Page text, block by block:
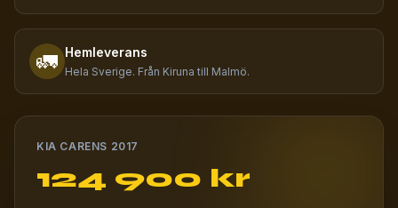
🚛 Hemleverans
Hela Sverige. Från Kiruna till Malmö.
KIA CARENS 2017
124 900 kr